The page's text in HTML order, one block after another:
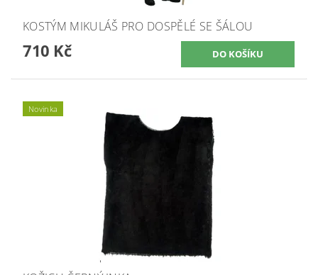
KOSTÝM MIKULÁŠ PRO DOSPĚLÉ SE ŠÁLOU
710 Kč
Novinka